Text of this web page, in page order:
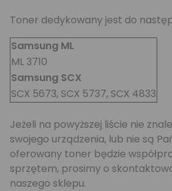
Toner dedykowany jest do
Samsung ML
ML 3710
Samsung SCX
SCX 5673, SCX 5737, SCX 4833
Jeżeli na powyższej liście nie
swojego urządzenia, lub nie są
oferowany toner będzie
sprzętem, prosimy o
naszego sklepu.